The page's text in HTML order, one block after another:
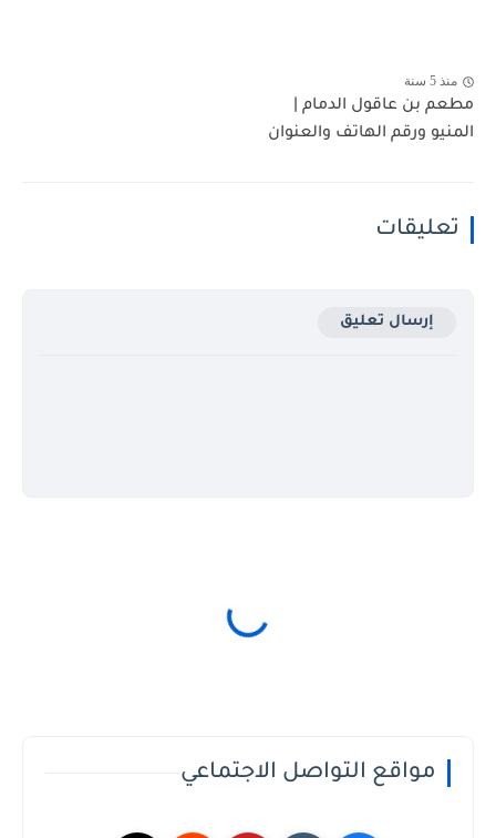
منذ 5 سنة
مطعم بن عاقول الدمام |
المنيو ورقم الهاتف والعنوان
تعليقات
إرسال تعليق
مواقع التواصل الاجتماعي